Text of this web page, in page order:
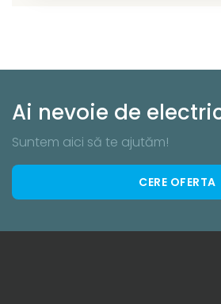
Ai nevoie de
Suntem aici să te ajutăm!
CERE OFERTA